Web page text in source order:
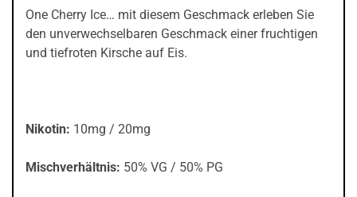
One Cherry Ice… mit diesem Geschmack erleben Sie
den unverwechselbaren Geschmack einer fruchtigen
und tiefroten Kirsche auf Eis.
Nikotin: 10mg / 20mg
Mischverhältnis: 50% VG / 50% PG